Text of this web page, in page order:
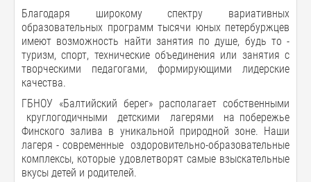
Благодаря широкому спектру вариативных
образовательных программ тысячи юных петербуржцев
имеют возможность найти занятия по душе, будь то -
туризм, спорт, технические объединения или занятия с
творческими педагогами, формирующими лидерские
качества.
ГБНОУ «Балтийский берег» располагает собственными
круглогодичными детскими лагерями на побережье
Финского залива в уникальной природной зоне. Наши
лагеря - современные оздоровительно-образовательные
комплексы, которые удовлетворят самые взыскательные
вкусы детей и родителей.